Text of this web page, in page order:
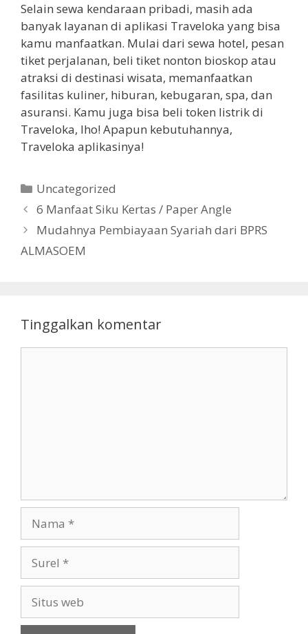
Selain sewa kendaraan pribadi, masih ada
banyak layanan di aplikasi Traveloka yang bisa
kamu manfaatkan. Mulai dari sewa hotel, pesan
tiket perjalanan, beli tiket nonton bioskop atau
atraksi di destinasi wisata, memanfaatkan
fasilitas kuliner, hiburan, kebugaran, spa, dan
asuransi. Kamu juga bisa beli token listrik di
Traveloka, lho! Apapun kebutuhannya,
Traveloka aplikasinya!
Kategori
Uncategorized
6 Manfaat Siku Kertas / Paper Angle
Mudahnya Pembiayaan Syariah dari BPRS
ALMASOEM
Tinggalkan komentar
web